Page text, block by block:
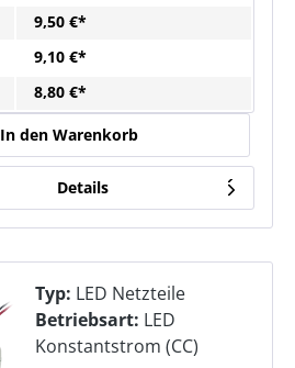
9,50 €*
9,10 €*
8,80 €*
In den Warenkorb
Details
Typ: LED Netzteile
Betriebsart: LED
Konstantstrom (CC)